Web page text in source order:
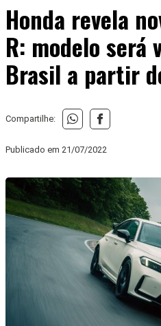
Honda revela
R: modelo será
Brasil a partir
Compartilhe:
Publicado em 21/07/2022